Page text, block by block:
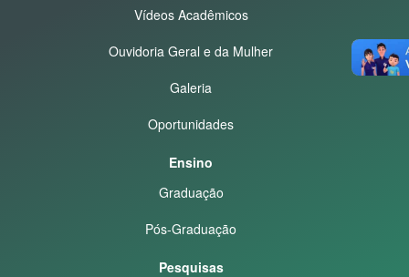
Vídeos Acadêmicos
Ouvidoria Geral e da Mulher
Galeria
Oportunidades
Ensino
Graduação
Pós-Graduação
Pesquisas